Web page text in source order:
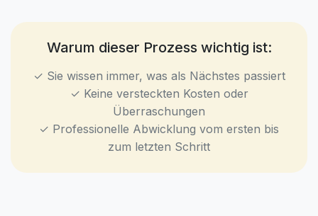
Warum dieser Prozess wichtig ist:
✓ Sie wissen immer, was als Nächstes passiert
✓ Keine versteckten Kosten oder
Überraschungen
✓ Professionelle Abwicklung vom ersten bis
zum letzten Schritt